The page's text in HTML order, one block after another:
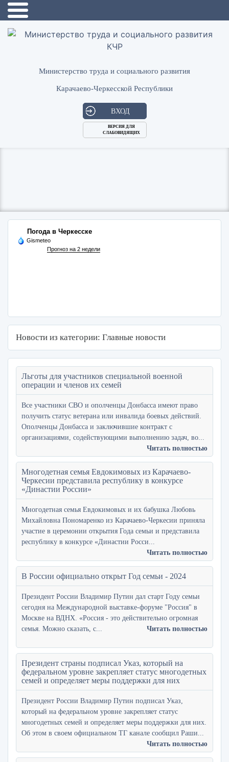
Министерство труда и социального развития
Карачаево-Черкесской Республики
ВХОД
ВЕРСИЯ ДЛЯ
СЛАБОВИДЯЩИХ
Погода в Черкесске
Gismeteo
Прогноз на 2 недели
Новости из категории: Главные новости
Льготы для участников специальной военной
операции и членов их семей
Все участники СВО и ополченцы Донбасса имеют право
получить статус ветерана или инвалида боевых действий.
Ополченцы Донбасса и заключившие контракт с
организациями, содействующими выполнению задач, во...
Читать полностью
Многодетная семья Евдокимовых из Карачаево-
Черкесии представила республику в конкурсе
«Династии России»
Многодетная семья Евдокимовых и их бабушка Любовь
Михайловна Пономаренко из Карачаево-Черкесии приняла
участие в церемонии открытия Года семьи и представила
республику в конкурсе «Династии Росси...
Читать полностью
В России официально открыт Год семьи - 2024
Президент России Владимир Путин дал старт Году семьи
сегодня на Международной выставке-форуме "Россия" в
Москве на ВДНХ. «Россия - это действительно огромная
семья. Можно сказать, с...
Читать полностью
Президент страны подписал Указ, который на
федеральном уровне закрепляет статус многодетных
семей и определяет меры поддержки для них
Президент России Владимир Путин подписал Указ,
который на федеральном уровне закрепляет статус
многодетных семей и определяет меры поддержки для них.
Об этом в своем официальном ТГ канале сообщил Раши...
Читать полностью